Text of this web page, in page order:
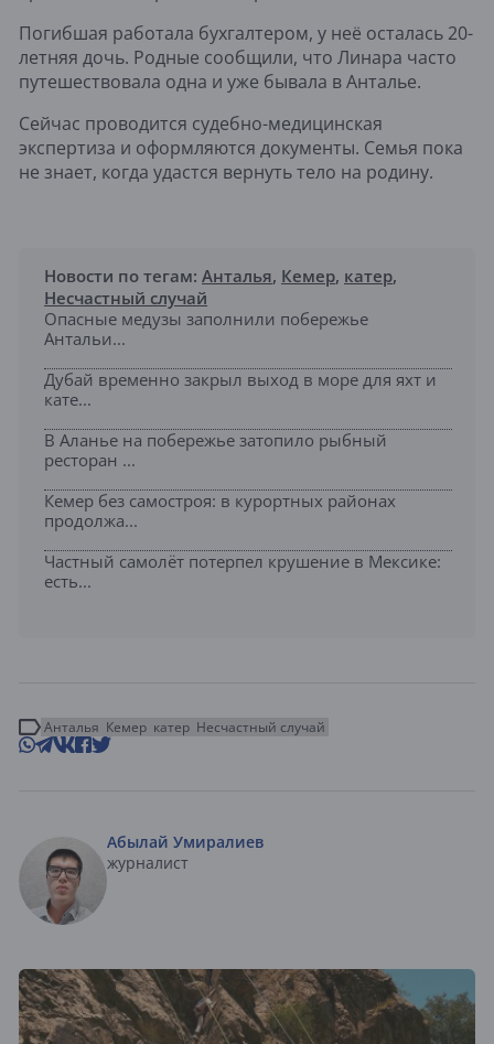
Погибшая работала бухгалтером, у неё осталась 20-
летняя дочь. Родные сообщили, что Линара часто
путешествовала одна и уже бывала в Анталье.
Сейчас проводится судебно-медицинская
экспертиза и оформляются документы. Семья пока
не знает, когда удастся вернуть тело на родину.
Новости по тегам: Анталья, Кемер, катер,
Несчастный случай
Опасные медузы заполнили побережье
Антальи...
Дубай временно закрыл выход в море для яхт и
кате...
В Аланье на побережье затопило рыбный
ресторан ...
Кемер без самостроя: в курортных районах
продолжа...
Частный самолёт потерпел крушение в Мексике:
есть...
Анталья Кемер катер Несчастный случай
Абылай Умиралиев
журналист